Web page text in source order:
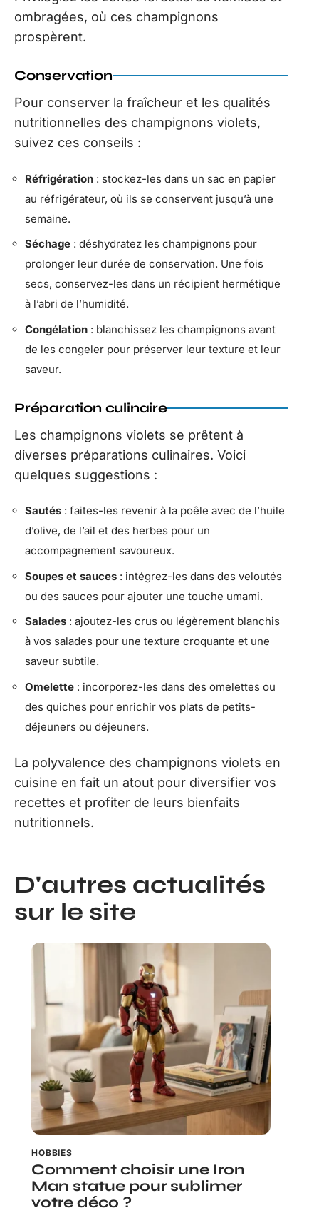
ombragées, où ces champignons
prospèrent.
Conservation
Pour conserver la fraîcheur et les qualités
nutritionnelles des champignons violets,
suivez ces conseils :
Réfrigération : stockez-les dans un sac en papier
au réfrigérateur, où ils se conservent jusqu’à une
semaine.
Séchage : déshydratez les champignons pour
prolonger leur durée de conservation. Une fois
secs, conservez-les dans un récipient hermétique
à l’abri de l’humidité.
Congélation : blanchissez les champignons avant
de les congeler pour préserver leur texture et leur
saveur.
Préparation culinaire
Les champignons violets se prêtent à
diverses préparations culinaires. Voici
quelques suggestions :
Sautés : faites-les revenir à la poêle avec de l’huile
d’olive, de l’ail et des herbes pour un
accompagnement savoureux.
Soupes et sauces : intégrez-les dans des veloutés
ou des sauces pour ajouter une touche umami.
Salades : ajoutez-les crus ou légèrement blanchis
à vos salades pour une texture croquante et une
saveur subtile.
Omelette : incorporez-les dans des omelettes ou
des quiches pour enrichir vos plats de petits-
déjeuners ou déjeuners.
La polyvalence des champignons violets en
cuisine en fait un atout pour diversifier vos
recettes et profiter de leurs bienfaits
nutritionnels.
D'autres actualités
sur le site
HOBBIES
Comment choisir une Iron
Man statue pour sublimer
votre déco ?